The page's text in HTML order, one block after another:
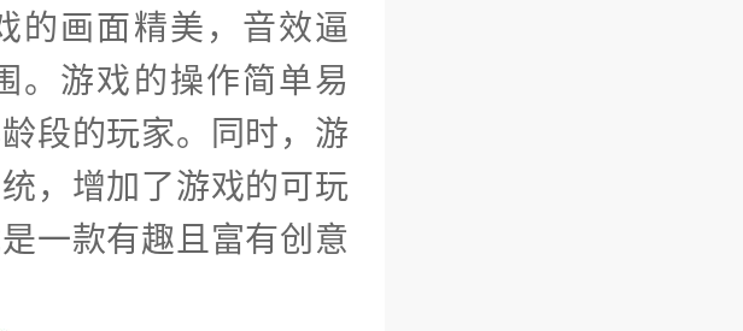
的画面精美，音效逼
。游戏的操作简单易
段的玩家。同时，游
，增加了游戏的可玩
一款有趣且富有创意